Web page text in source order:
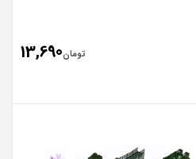
تومان13,690